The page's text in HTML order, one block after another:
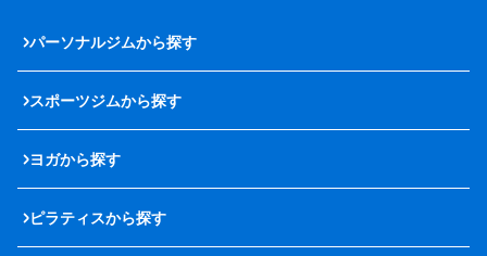
パーソナルジムから探す
スポーツジムから探す
ヨガから探す
ピラティスから探す